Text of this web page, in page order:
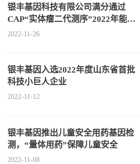
​银丰基因科技有限公司满分通过
CAP“实体瘤二代测序”2022年能力
验证
2022-11-26
银丰基因入选2022年度山东省首批
科技小巨人企业
2022-11-12
银丰基因推出儿童安全用药基因检
测，“量体用药”保障儿童安全
2022-11-08